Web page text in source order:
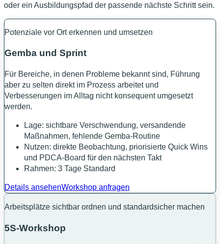
oder ein Ausbildungspfad der passende nächste Schritt sein.
Potenziale vor Ort erkennen und umsetzen
Gemba und Sprint
Für Bereiche, in denen Probleme bekannt sind, Führung
aber zu selten direkt im Prozess arbeitet und
Verbesserungen im Alltag nicht konsequent umgesetzt
werden.
Lage: sichtbare Verschwendung, versandende
Maßnahmen, fehlende Gemba-Routine
Nutzen: direkte Beobachtung, priorisierte Quick Wins
und PDCA-Board für den nächsten Takt
Rahmen: 3 Tage Standard
Details ansehenWorkshop anfragen
Arbeitsplätze sichtbar ordnen und standardsicher machen
5S-Workshop